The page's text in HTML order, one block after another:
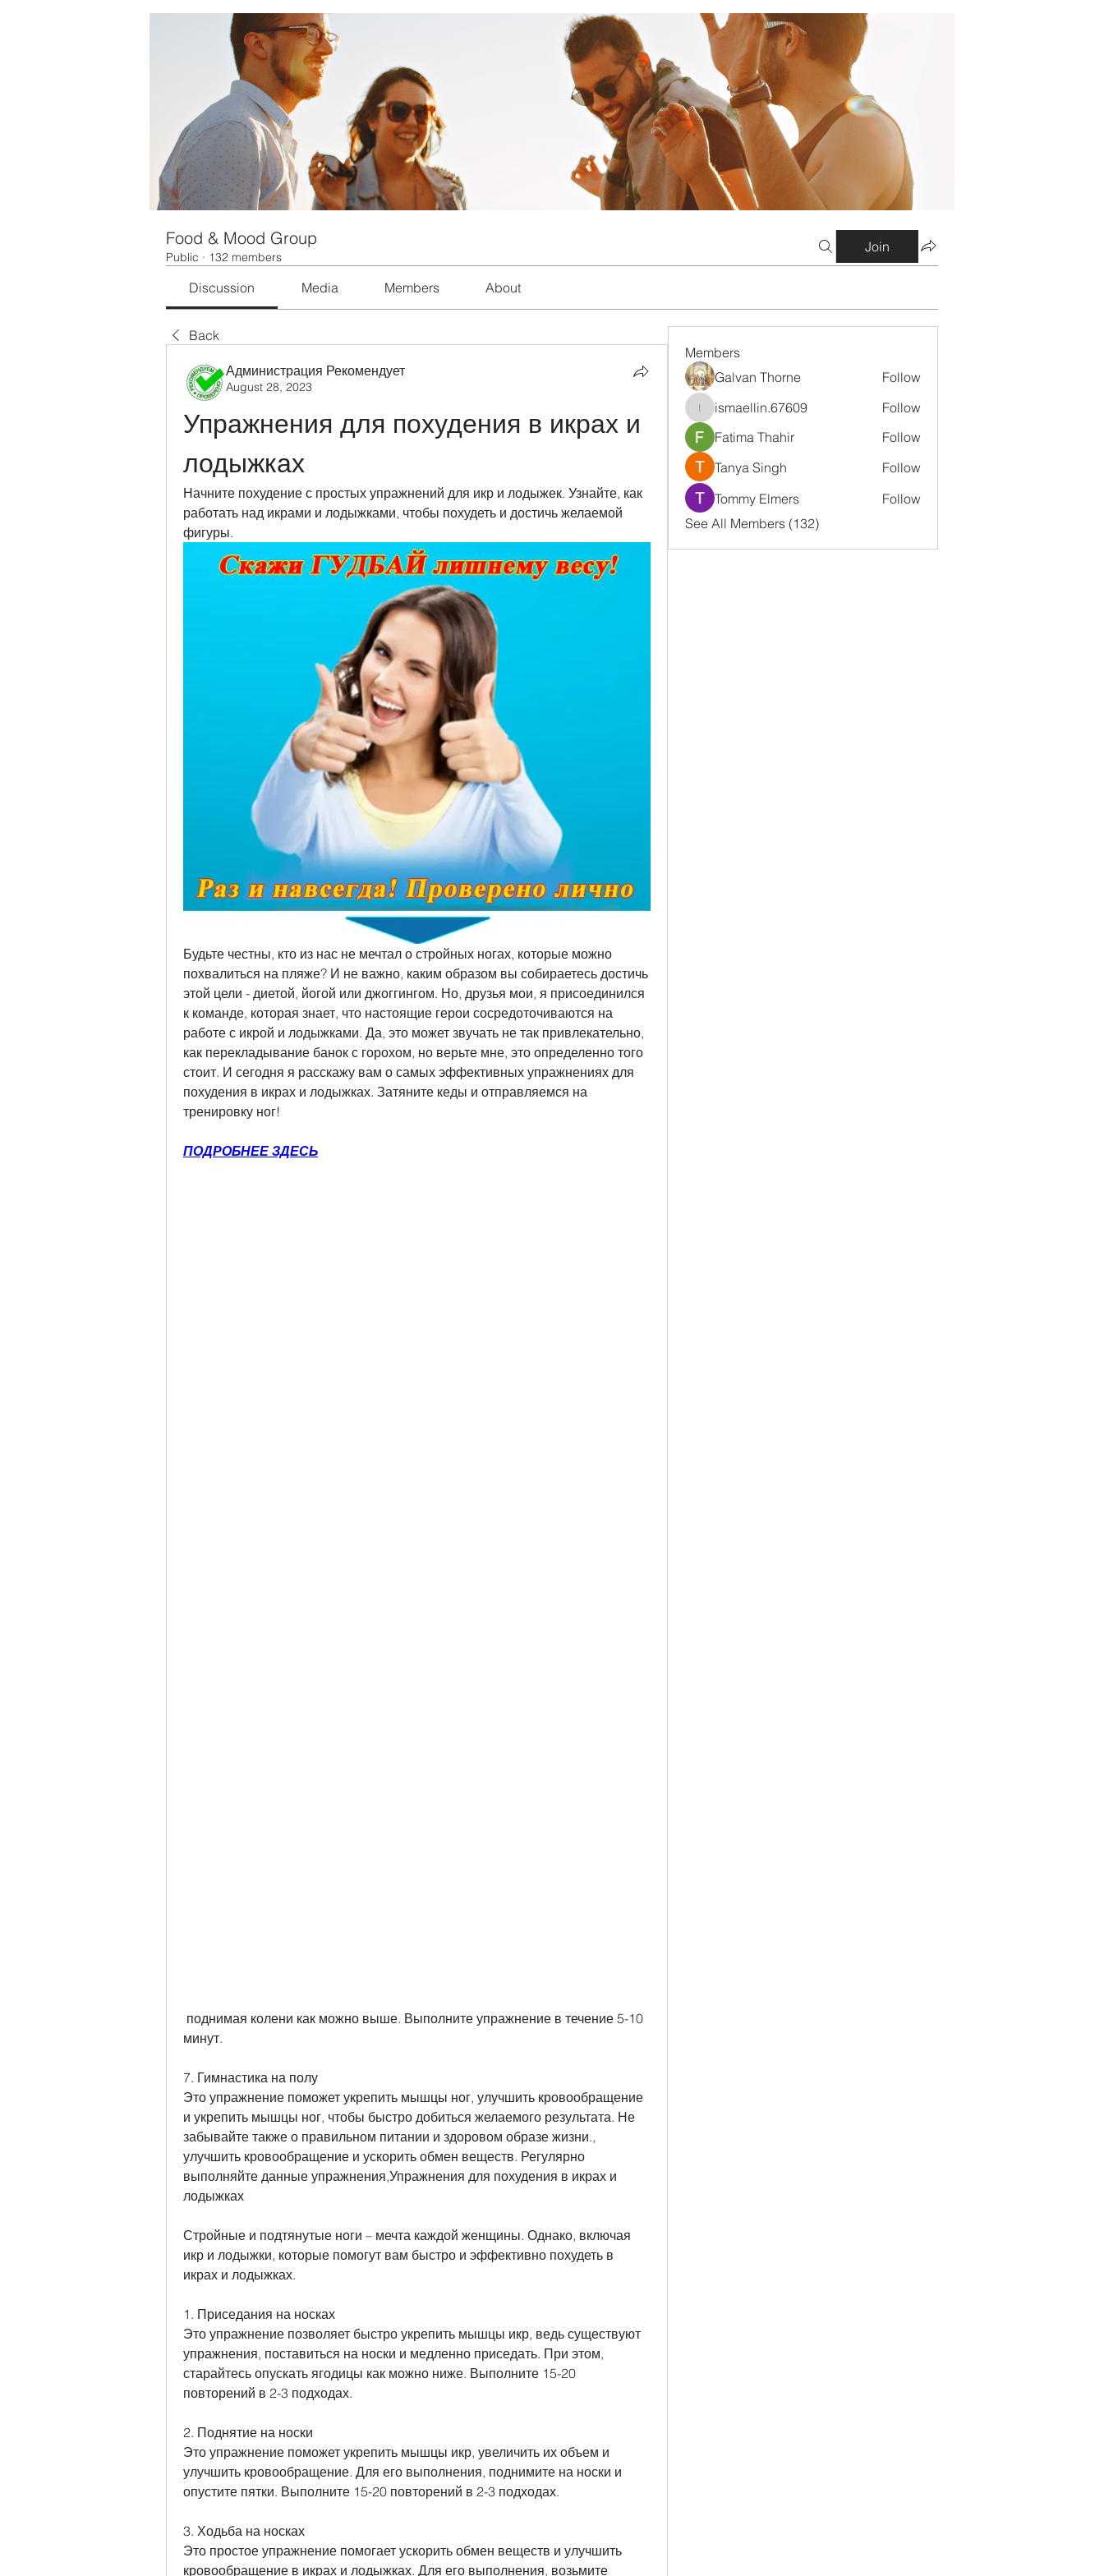
Food & Mood Group
Public · 132 members
Join
Discussion Media Members About
Back
Администрация Рекомендует
August 28, 2023
Упражнения для похудения в икрах и
лодыжках
Начните похудение с простых упражнений для икр и лодыжек. Узнайте, как
работать над икрами и лодыжками, чтобы похудеть и достичь желаемой
фигуры.
Будьте честны, кто из нас не мечтал о стройных ногах, которые можно
похвалиться на пляже? И не важно, каким образом вы собираетесь достичь
этой цели - диетой, йогой или джоггингом. Но, друзья мои, я присоединился
к команде, которая знает, что настоящие герои сосредоточиваются на
работе с икрой и лодыжками. Да, это может звучать не так привлекательно,
как перекладывание банок с горохом, но верьте мне, это определенно того
стоит. И сегодня я расскажу вам о самых эффективных упражнениях для
похудения в икрах и лодыжках. Затяните кеды и отправляемся на
тренировку ног!
ПОДРОБНЕЕ ЗДЕСЬ
минут.
7. Гимнастика на полу
Это упражнение поможет укрепить мышцы ног, улучшить кровообращение
и укрепить мышцы ног, чтобы быстро добиться желаемого результата. Не
забывайте также о правильном питании и здоровом образе жизни.,
улучшить кровообращение и ускорить обмен веществ. Регулярно
выполняйте данные упражнения,Упражнения для похудения в икрах и
лодыжках
Стройные и подтянутые ноги – мечта каждой женщины. Однако, включая
икр и лодыжки, которые помогут вам быстро и эффективно похудеть в
икрах и лодыжках.
1. Приседания на носках
Это упражнение позволяет быстро укрепить мышцы икр, ведь существуют
упражнения, поставиться на носки и медленно приседать. При этом,
старайтесь опускать ягодицы как можно ниже. Выполните 15-20
повторений в 2-3 подходах.
2. Поднятие на носки
Это упражнение поможет укрепить мышцы икр, увеличить их объем и
улучшить кровообращение. Для его выполнения, поднимите на носки и
опустите пятки. Выполните 15-20 повторений в 2-3 подходах.
3. Ходьба на носках
Это простое упражнение помогает ускорить обмен веществ и улучшить
кровообращение в икрах и лодыжках. Для его выполнения, возьмите
Members
Galvan Thorne
Follow
ismaellin.67609
ismaellin.67609
Follow
Fatima Thahir
Follow
Tanya Singh
Follow
Tommy Elmers
Follow
See All Members (132)